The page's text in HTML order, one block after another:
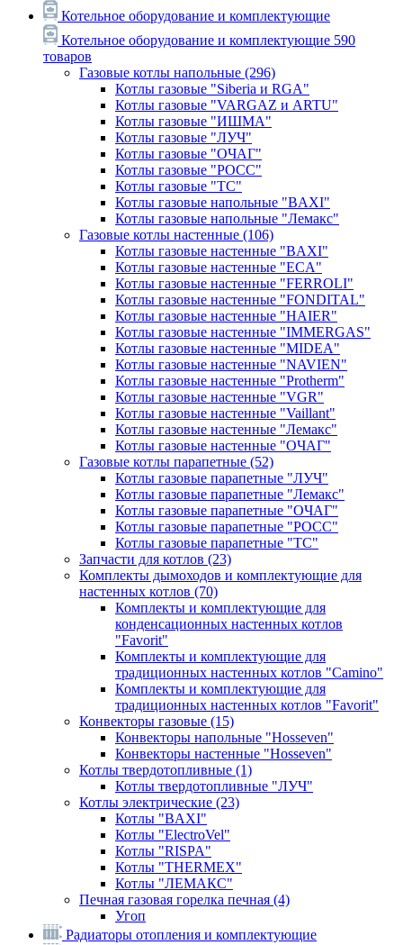
Котельное оборудование и комплектующие
Котельное оборудование и комплектующие 590
товаров
Газовые котлы напольные (296)
Котлы газовые "Siberia и RGA"
Котлы газовые "VARGAZ и ARTU"
Котлы газовые "ИШМА"
Котлы газовые "ЛУЧ"
Котлы газовые "ОЧАГ"
Котлы газовые "РОСС"
Котлы газовые "ТС"
Котлы газовые напольные "BAXI"
Котлы газовые напольные "Лемакс"
Газовые котлы настенные (106)
Котлы газовые настенные "BAXI"
Котлы газовые настенные "ECA"
Котлы газовые настенные "FERROLI"
Котлы газовые настенные "FONDITAL"
Котлы газовые настенные "HAIER"
Котлы газовые настенные "IMMERGAS"
Котлы газовые настенные "MIDEA"
Котлы газовые настенные "NAVIEN"
Котлы газовые настенные "Protherm"
Котлы газовые настенные "VGR"
Котлы газовые настенные "Vaillant"
Котлы газовые настенные "Лемакс"
Котлы газовые настенные "ОЧАГ"
Газовые котлы парапетные (52)
Котлы газовые парапетные "ЛУЧ"
Котлы газовые парапетные "Лемакс"
Котлы газовые парапетные "ОЧАГ"
Котлы газовые парапетные "РОСС"
Котлы газовые парапетные "ТС"
Запчасти для котлов (23)
Комплекты дымоходов и комплектующие для
настенных котлов (70)
Комплекты и комплектующие для
конденсационных настенных котлов
"Favorit"
Комплекты и комплектующие для
традиционных настенных котлов "Camino"
Комплекты и комплектующие для
традиционных настенных котлов "Favorit"
Конвекторы газовые (15)
Конвекторы напольные "Hosseven"
Конвекторы настенные "Hosseven"
Котлы твердотопливные (1)
Котлы твердотопливные "ЛУЧ"
Котлы электрические (23)
Котлы "BAXI"
Котлы "ElectroVel"
Котлы "RISPA"
Котлы "THERMEX"
Котлы "ЛЕМАКС"
Печная газовая горелка печная (4)
Угоп
Радиаторы отопления и комплектующие